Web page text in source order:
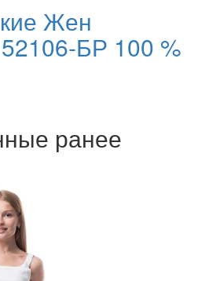
Жен
БР 100 %
ранее